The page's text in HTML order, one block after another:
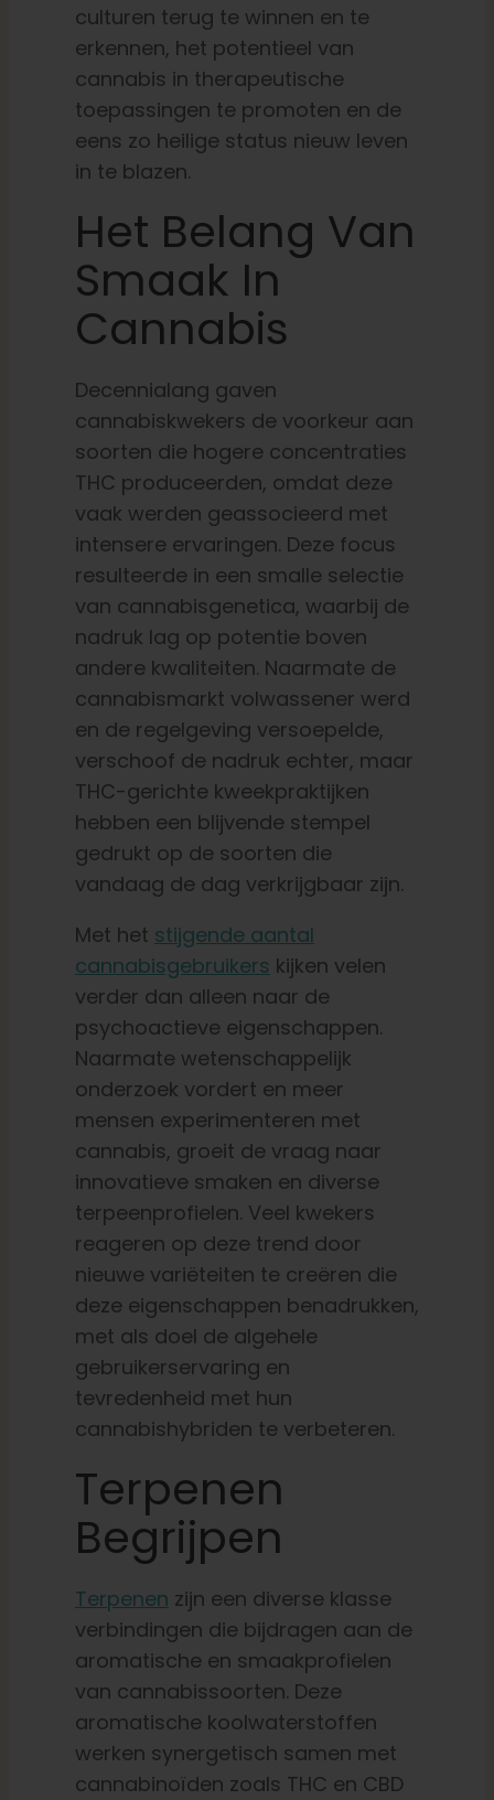
culturen terug te winnen en te
erkennen, het potentieel van
cannabis in therapeutische
toepassingen te promoten en de
eens zo heilige status nieuw leven
in te blazen.
Het Belang Van
Smaak In
Cannabis
Decennialang gaven
cannabiskwekers de voorkeur aan
soorten die hogere concentraties
THC produceerden, omdat deze
vaak werden geassocieerd met
intensere ervaringen. Deze focus
resulteerde in een smalle selectie
van cannabisgenetica, waarbij de
nadruk lag op potentie boven
andere kwaliteiten. Naarmate de
cannabismarkt volwassener werd
en de regelgeving versoepelde,
verschoof de nadruk echter, maar
THC-gerichte kweekpraktijken
hebben een blijvende stempel
gedrukt op de soorten die
vandaag de dag verkrijgbaar zijn.
Met het stijgende aantal
cannabisgebruikers kijken velen
verder dan alleen naar de
psychoactieve eigenschappen.
Naarmate wetenschappelijk
onderzoek vordert en meer
mensen experimenteren met
cannabis, groeit de vraag naar
innovatieve smaken en diverse
terpeenprofielen. Veel kwekers
reageren op deze trend door
nieuwe variëteiten te creëren die
deze eigenschappen benadrukken,
met als doel de algehele
gebruikerservaring en
tevredenheid met hun
cannabishybriden te verbeteren.
Terpenen
Begrijpen
Terpenen zijn een diverse klasse
verbindingen die bijdragen aan de
aromatische en smaakprofielen
van cannabissoorten. Deze
aromatische koolwaterstoffen
werken synergetisch samen met
cannabinoïden zoals THC en CBD